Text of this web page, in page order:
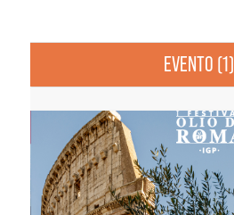
EVENTO (1)